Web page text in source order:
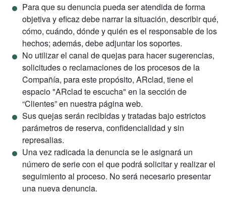
Para que su denuncia pueda ser atendida de forma
objetiva y eficaz debe narrar la situación, describir qué,
cómo, cuándo, dónde y quién es el responsable de los
hechos; además, debe adjuntar los soportes.
No utilizar el canal de quejas para hacer sugerencias,
solicitudes o reclamaciones de los procesos de la
Compañía, para este propósito, ARclad, tiene el
espacio "ARclad te escucha" en la sección de
“Clientes” en nuestra página web.
Sus quejas serán recibidas y tratadas bajo estrictos
parámetros de reserva, confidencialidad y sin
represalias.
Una vez radicada la denuncia se le asignará un
número de serie con el que podrá solicitar y realizar el
seguimiento al proceso. No será necesario presentar
una nueva denuncia.